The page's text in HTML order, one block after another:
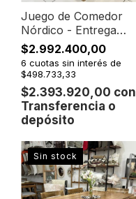
Juego de Comedor
Nórdico - Entrega
Inmedita -
$2.992.400,00
$2.393.920,00 con
Transferencia o
depósito
6 cuotas sin interés de
$498.733,33
Sin stock